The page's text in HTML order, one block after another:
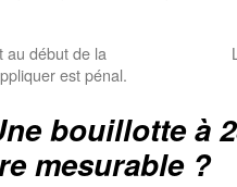
au début de la
est pénal.
bouillotte à
mesurable ?